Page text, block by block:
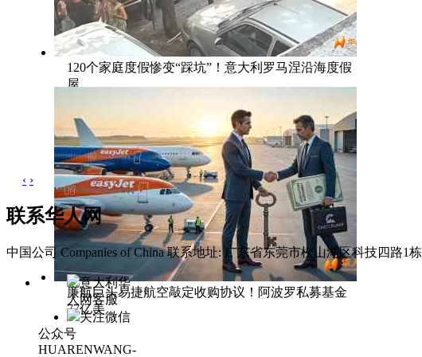
120个家庭度假惨变“踩坑”！意大利罗马涅沿海度假
屋
廉航巨头易捷航空敲定收购协议！阿波罗私募基金
77亿美
‹ ›
联系华人网
中国公司 Companies of China 联系地址: 广东省东莞市松山湖区科技四路1
意大利华
人网客服
关注微信
公众号
HUARENWANG-